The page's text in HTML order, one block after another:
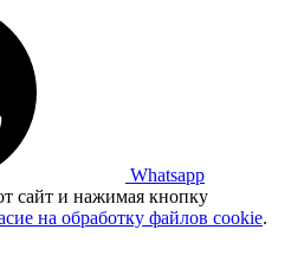
Whatsapp
сайт и нажимая кнопку
на обработку файлов cookie.